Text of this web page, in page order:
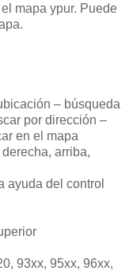
mapa ypur. Puede
– búsqueda
por dirección –
en el mapa
arriba,
ayuda del control
93xx, 95xx, 96xx,